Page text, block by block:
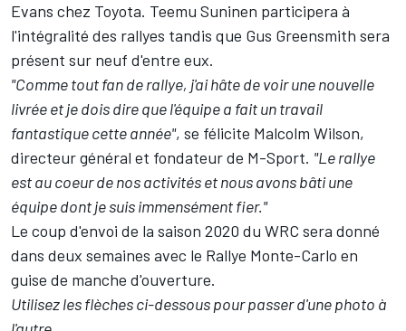
Evans chez Toyota. Teemu Suninen participera à
l'intégralité des rallyes tandis que Gus Greensmith sera
présent sur neuf d'entre eux.
"Comme tout fan de rallye, j'ai hâte de voir une nouvelle
livrée et je dois dire que l'équipe a fait un travail
fantastique cette année", se félicite Malcolm Wilson,
directeur général et fondateur de M-Sport. "Le rallye
est au coeur de nos activités et nous avons bâti une
équipe dont je suis immensément fier."
Le coup d'envoi de la saison 2020 du WRC sera donné
dans deux semaines avec le Rallye Monte-Carlo en
guise de manche d'ouverture.
Utilisez les flèches ci-dessous pour passer d'une photo à